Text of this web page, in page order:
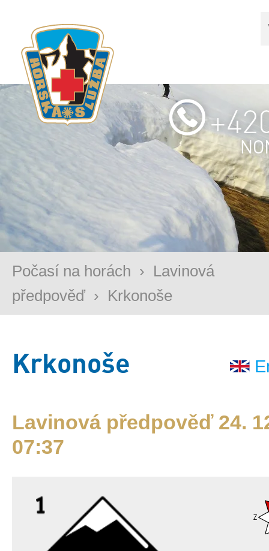
Počasí na horách › Lavinová
předpověď › Krkonoše
Krkonoše
Lavinová předpověď 24.
07:37